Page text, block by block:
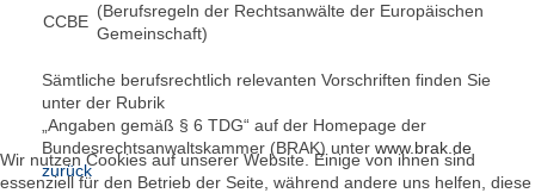
CCBE
(Berufsregeln der Rechtsanwälte der Europäischen
Gemeinschaft)
Sämtliche berufsrechtlich relevanten Vorschriften finden Sie
unter der Rubrik
„Angaben gemäß § 6 TDG“ auf der Homepage der
Bundesrechtsanwaltskammer (BRAK) unter www.brak.de
zurück
Wir nutzen Cookies auf unserer Website. Einige von ihnen sind
essenziell für den Betrieb der Seite, während andere uns helfen, diese